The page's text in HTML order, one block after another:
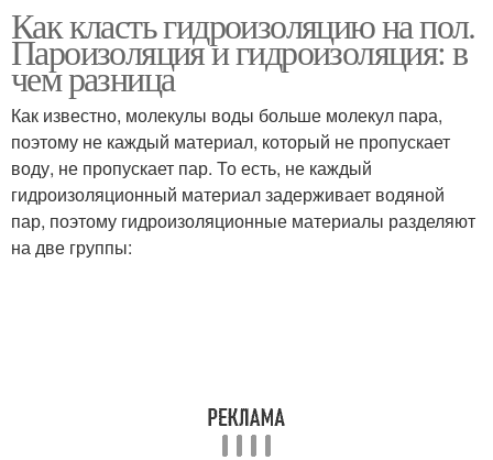
Рулонный материал
гидроизоляции
Как класть гидроизоляцию на пол.
Пароизоляция и гидроизоляция: в
чем разница
Как известно, молекулы воды больше молекул пара,
поэтому не каждый материал, который не пропускает
воду, не пропускает пар. То есть, не каждый
гидроизоляционный материал задерживает водяной
пар, поэтому гидроизоляционные материалы разделяют
на две группы: